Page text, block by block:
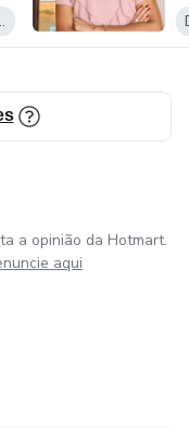
Pessoal
a opinião da Hotmart.
aqui